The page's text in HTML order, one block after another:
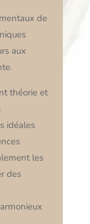
de
aux
théorie et
idéales
les
des